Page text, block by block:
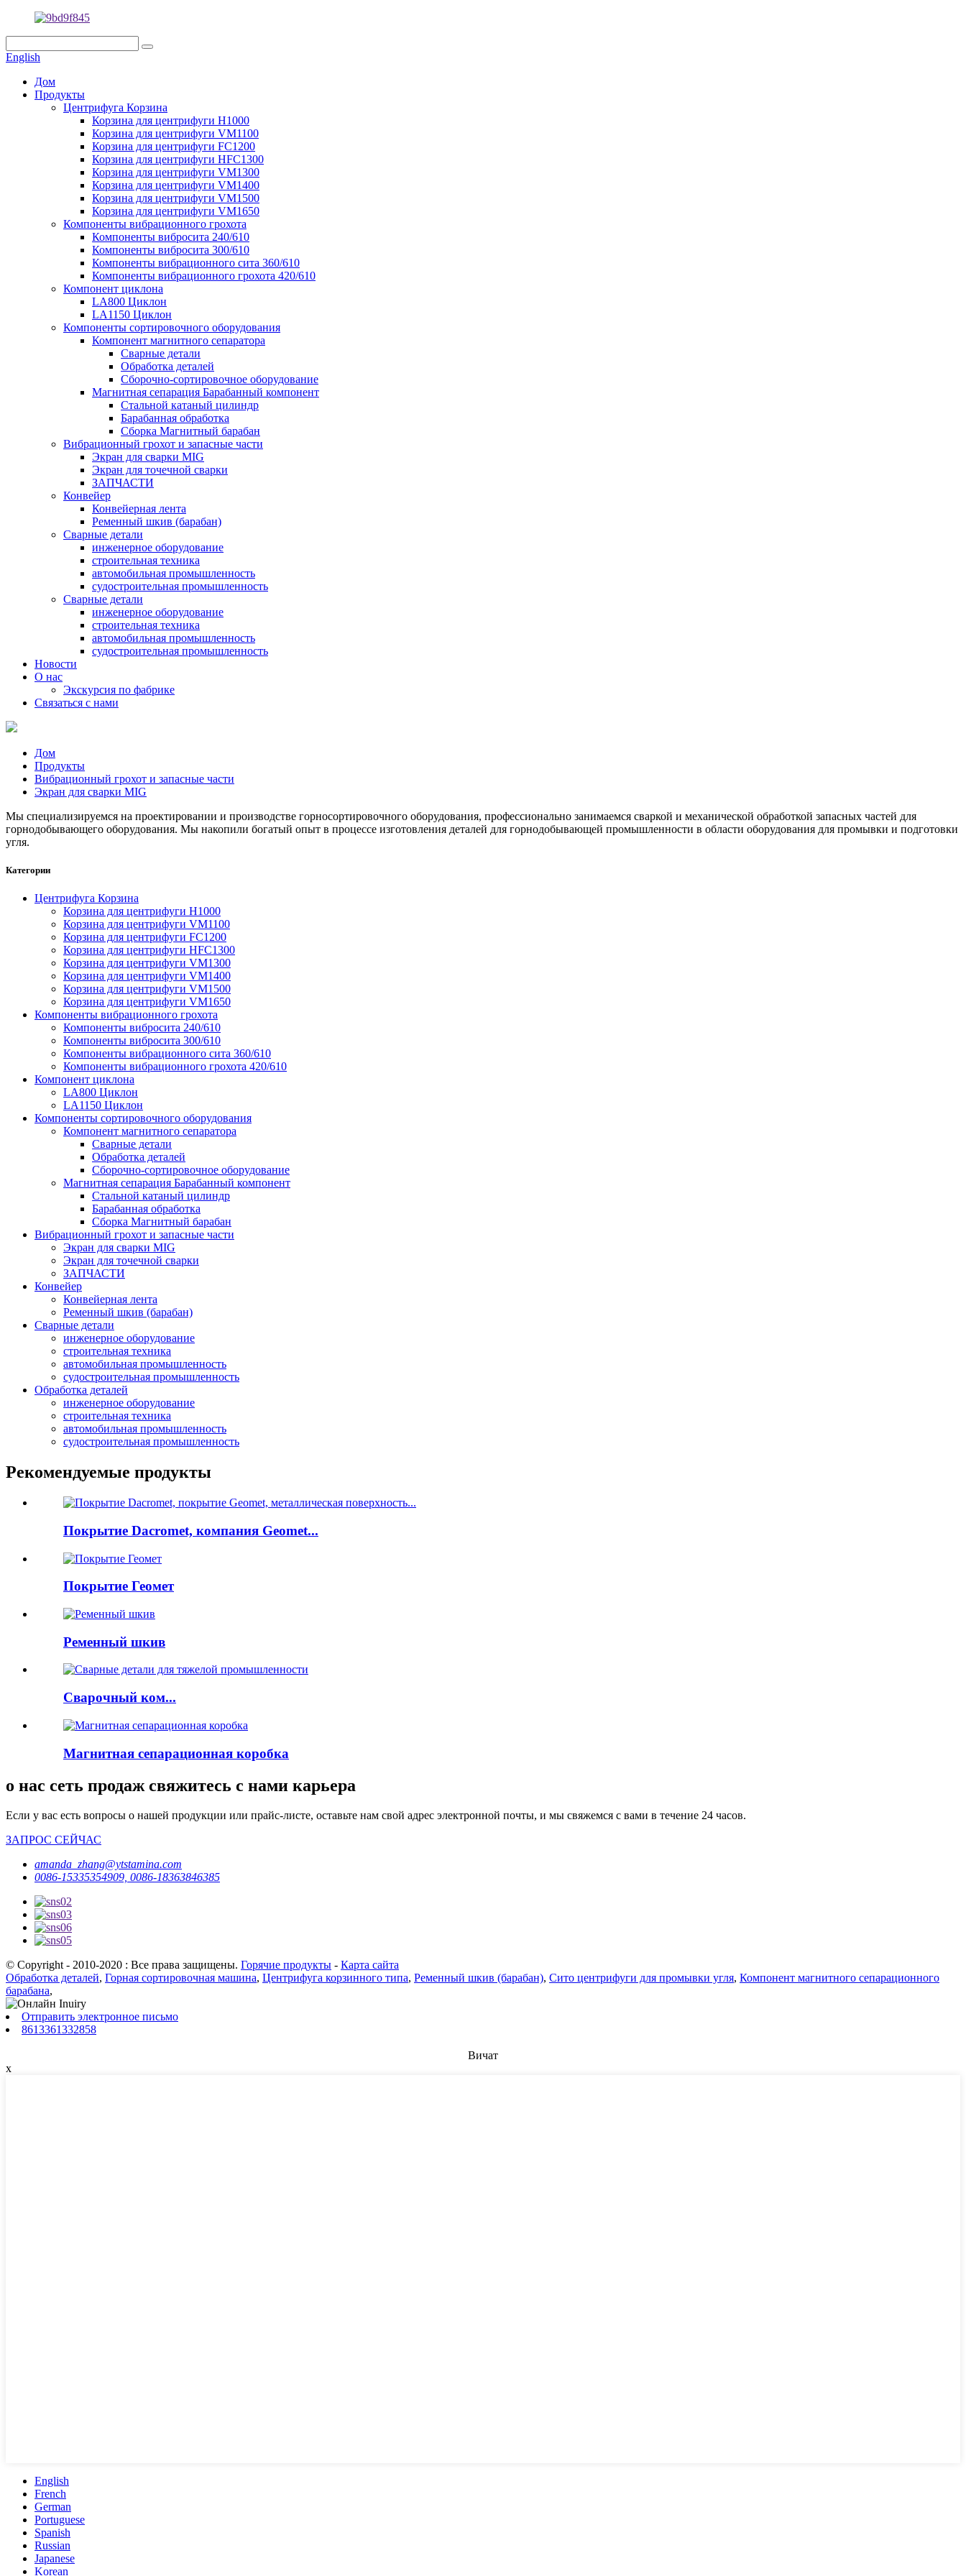
English
Дом
Продукты
Центрифуга Корзина
Корзина для центрифуги H1000
Корзина для центрифуги VM1100
Корзина для центрифуги FC1200
Корзина для центрифуги HFC1300
Корзина для центрифуги VM1300
Корзина для центрифуги VM1400
Корзина для центрифуги VM1500
Корзина для центрифуги VM1650
Компоненты вибрационного грохота
Компоненты вибросита 240/610
Компоненты вибросита 300/610
Компоненты вибрационного сита 360/610
Компоненты вибрационного грохота 420/610
Компонент циклона
LA800 Циклон
LA1150 Циклон
Компоненты сортировочного оборудования
Компонент магнитного сепаратора
Сварные детали
Обработка деталей
Сборочно-сортировочное оборудование
Магнитная сепарация Барабанный компонент
Стальной катаный цилиндр
Барабанная обработка
Сборка Магнитный барабан
Вибрационный грохот и запасные части
Экран для сварки MIG
Экран для точечной сварки
ЗАПЧАСТИ
Конвейер
Конвейерная лента
Ременный шкив (барабан)
Сварные детали
инженерное оборудование
строительная техника
автомобильная промышленность
судостроительная промышленность
Сварные детали
инженерное оборудование
строительная техника
автомобильная промышленность
судостроительная промышленность
Новости
О нас
Экскурсия по фабрике
Связаться с нами
Дом
Продукты
Вибрационный грохот и запасные части
Экран для сварки MIG
Мы специализируемся на проектировании и производстве горносортировочного оборудования, профессионально занимаемся сваркой и механической обработкой запасных частей для
горнодобывающего оборудования. Мы накопили богатый опыт в процессе изготовления деталей для горнодобывающей промышленности в области оборудования для промывки и подготовки
угля.
Категории
Центрифуга Корзина
Корзина для центрифуги H1000
Корзина для центрифуги VM1100
Корзина для центрифуги FC1200
Корзина для центрифуги HFC1300
Корзина для центрифуги VM1300
Корзина для центрифуги VM1400
Корзина для центрифуги VM1500
Корзина для центрифуги VM1650
Компоненты вибрационного грохота
Компоненты вибросита 240/610
Компоненты вибросита 300/610
Компоненты вибрационного сита 360/610
Компоненты вибрационного грохота 420/610
Компонент циклона
LA800 Циклон
LA1150 Циклон
Компоненты сортировочного оборудования
Компонент магнитного сепаратора
Сварные детали
Обработка деталей
Сборочно-сортировочное оборудование
Магнитная сепарация Барабанный компонент
Стальной катаный цилиндр
Барабанная обработка
Сборка Магнитный барабан
Вибрационный грохот и запасные части
Экран для сварки MIG
Экран для точечной сварки
ЗАПЧАСТИ
Конвейер
Конвейерная лента
Ременный шкив (барабан)
Сварные детали
инженерное оборудование
строительная техника
автомобильная промышленность
судостроительная промышленность
Обработка деталей
инженерное оборудование
строительная техника
автомобильная промышленность
судостроительная промышленность
Рекомендуемые продукты
Покрытие Dacromet, компания Geomet...
Покрытие Геомет
Ременный шкив
Сварочный ком...
Магнитная сепарационная коробка
о нас сеть продаж свяжитесь с нами карьера
Если у вас есть вопросы о нашей продукции или прайс-листе, оставьте нам свой адрес электронной почты, и мы свяжемся с вами в течение 24 часов.
ЗАПРОС СЕЙЧАС
amanda_zhang@ytstamina.com
0086-15335354909, 0086-18363846385
© Copyright - 2010-2020 : Все права защищены. Горячие продукты - Карта сайта
Обработка деталей, Горная сортировочная машина, Центрифуга корзинного типа, Ременный шкив (барабан), Сито центрифуги для промывки угля, Компонент магнитного сепарационного
барабана,
Отправить электронное письмо
8613361332858
Вичат
x
English
French
German
Portuguese
Spanish
Russian
Japanese
Korean